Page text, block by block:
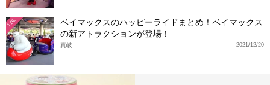
TDL
ベイマックスのハッピーライドまとめ！ベイマックス
の新アトラクションが登場！
2021/12/20
真岐